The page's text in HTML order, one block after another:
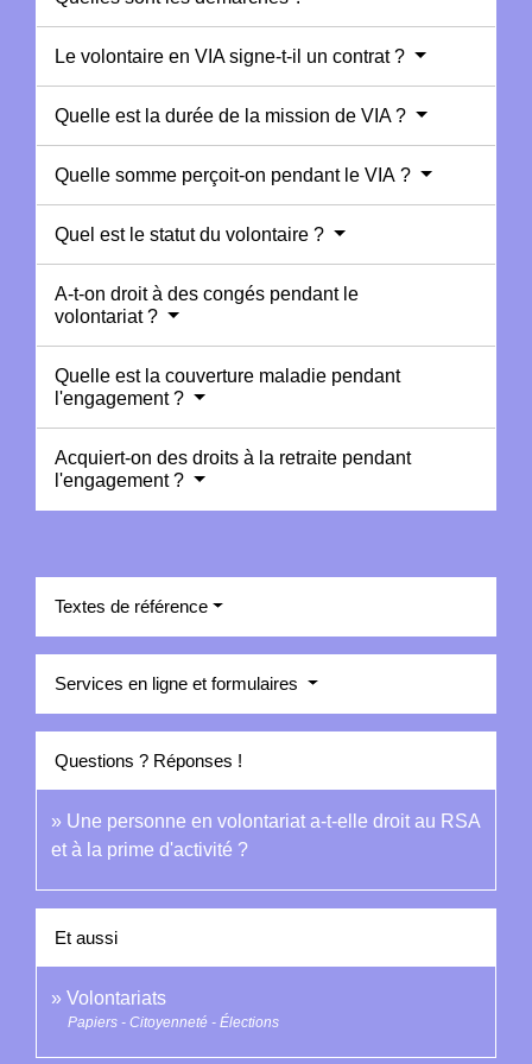
Le volontaire en VIA signe-t-il un contrat ?
Quelle est la durée de la mission de VIA ?
Quelle somme perçoit-on pendant le VIA ?
Quel est le statut du volontaire ?
A-t-on droit à des congés pendant le
volontariat ?
Quelle est la couverture maladie pendant
l'engagement ?
Acquiert-on des droits à la retraite pendant
l'engagement ?
Textes de référence
Services en ligne et formulaires
Questions ? Réponses !
Une personne en volontariat a-t-elle droit au RSA
et à la prime d'activité ?
Et aussi
Volontariats
Papiers - Citoyenneté - Élections